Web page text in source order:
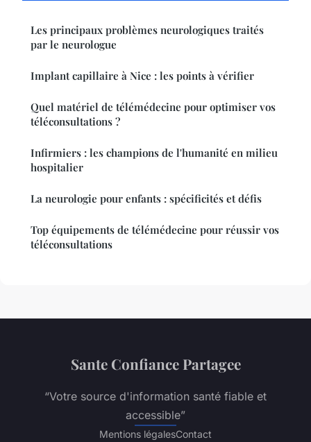
Les principaux problèmes neurologiques traités
par le neurologue
Implant capillaire à Nice : les points à vérifier
Quel matériel de télémédecine pour optimiser vos
téléconsultations ?
Infirmiers : les champions de l'humanité en milieu
hospitalier
La neurologie pour enfants : spécificités et défis
Top équipements de télémédecine pour réussir vos
téléconsultations
Sante Confiance Partagee
“Votre source d'information santé fiable et
accessible”
Mentions légalesContact